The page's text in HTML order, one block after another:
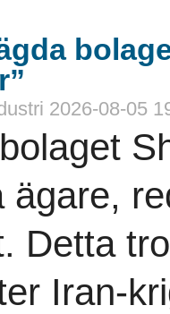
2026-08-05
ägare,
Detta
Iran-